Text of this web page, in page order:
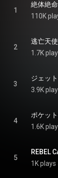
1
110K
2
逃亡天
1.7K
3
3.9K
4
1.6K
5
REBEL
1K plays